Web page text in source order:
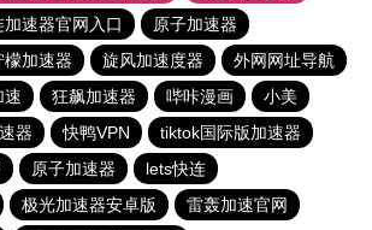
加速器官网入口
原子加速器
檬加速器 旋风加速度器
外网网址导航
速 狂飙加速器 哔咔漫画
小美
器 快鸭VPN
tiktok国际版加速器
原子加速器
lets快连
极光加速器安卓版
雷轰加速官网